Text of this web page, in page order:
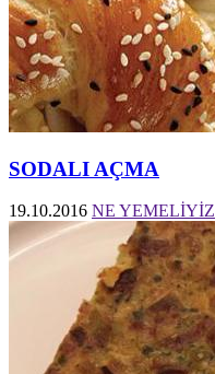
SODALI AÇMA
19.10.2016 NE YEMELİYİZ